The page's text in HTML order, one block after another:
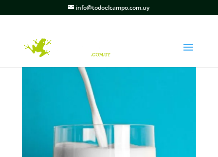
info@todoelcampo.com.uy